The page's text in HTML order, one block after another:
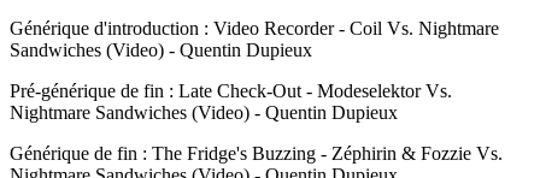
Générique d'introduction : Video Recorder - Coil Vs. Nightmare
Sandwiches (Video) - Quentin Dupieux
Pré-générique de fin : Late Check-Out - Modeselektor Vs.
Nightmare Sandwiches (Video) - Quentin Dupieux
Générique de fin : The Fridge's Buzzing - Zéphirin & Fozzie Vs.